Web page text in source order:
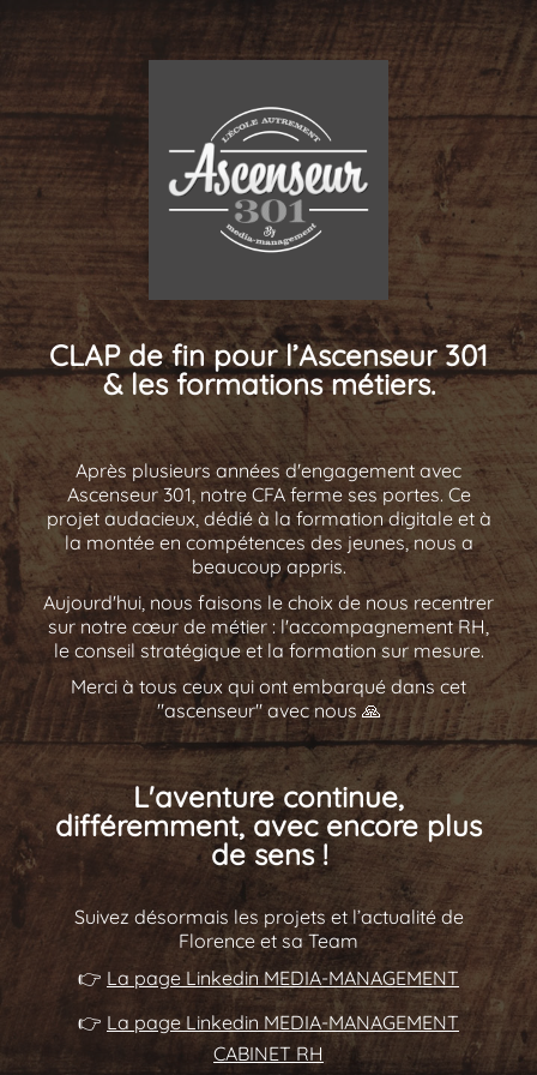
CLAP de fin pour l’Ascenseur 301
& les formations métiers.
Après plusieurs années d'engagement avec
Ascenseur 301, notre CFA ferme ses portes. Ce
projet audacieux, dédié à la formation digitale et à
la montée en compétences des jeunes, nous a
beaucoup appris.
Aujourd'hui, nous faisons le choix de nous recentrer
sur notre cœur de métier : l'accompagnement RH,
le conseil stratégique et la formation sur mesure.
Merci à tous ceux qui ont embarqué dans cet
"ascenseur" avec nous 🙏
L'aventure continue,
différemment, avec encore plus
de sens !
Suivez désormais les projets et l’actualité de
Florence et sa Team
👉 La page Linkedin MEDIA-MANAGEMENT
👉 La page Linkedin MEDIA-MANAGEMENT
CABINET RH